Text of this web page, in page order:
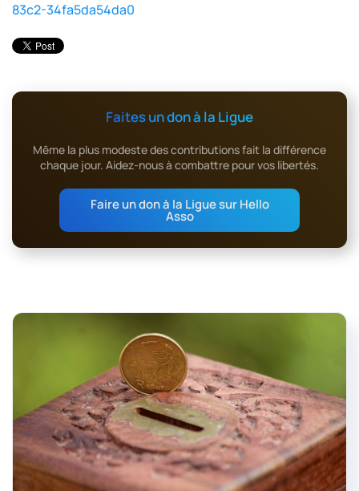
83c2-34fa5da54da0
Faites un don à la Ligue
Même la plus modeste des contributions fait la différence
chaque jour. Aidez-nous à combattre pour vos libertés.
Faire un don à la Ligue sur Hello
Asso